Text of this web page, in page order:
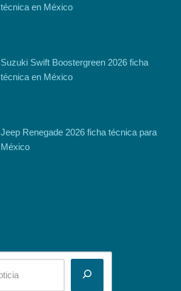
técnica en México
Suzuki Swift Boostergreen 2026 ficha
técnica en México
Jeep Renegade 2026 ficha técnica para
México